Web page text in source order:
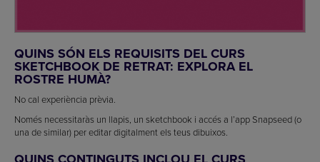
QUINS SÓN ELS REQUISITS DEL CURS
SKETCHBOOK DE RETRAT: EXPLORA EL
ROSTRE HUMÀ?
No cal experiència prèvia.
Només necessitaràs un llapis, un sketchbook i accés a l’app Snapseed (o
una de similar) per editar digitalment els teus dibuixos.